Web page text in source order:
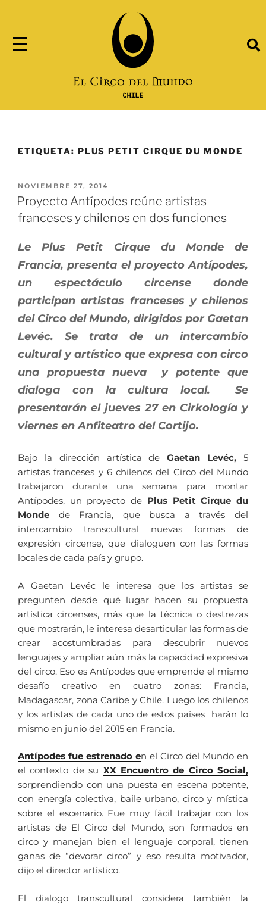
ETIQUETA: PLUS PETIT CIRQUE DU MONDE
NOVIEMBRE 27, 2014
Proyecto Antípodes reúne artistas
franceses y chilenos en dos funciones
Le Plus Petit Cirque du Monde de
Francia, presenta el proyecto Antípodes,
un espectáculo circense donde
participan artistas franceses y chilenos
del Circo del Mundo, dirigidos por Gaetan
Levéc. Se trata de un intercambio
cultural y artístico que expresa con circo
una propuesta nueva y potente que
dialoga con la cultura local. Se
presentarán el jueves 27 en Cirkología y
viernes en Anfiteatro del Cortijo.
Bajo la dirección artística deGaetan Levéc, 5
artistas franceses y 6 chilenos del Circo del Mundo
trabajaron durante una semana para montar
Antípodes, un proyecto de Plus Petit Cirque du
Monde de Francia, que busca a través del
intercambio transcultural nuevas formas de
expresión circense, que dialoguen con las formas
locales de cada país y grupo.
A Gaetan Levéc le interesa que los artistas se
pregunten desde qué lugar hacen su propuesta
artística circenses, más que la técnica o destrezas
que mostrarán, le interesa desarticular las formas de
crear acostumbradas para descubrir nuevos
lenguajes y ampliar aún más la capacidad expresiva
del circo. Eso es Antípodes que emprende el mismo
desafío creativo en cuatro zonas: Francia,
Madagascar, zona Caribe y Chile. Luego los chilenos
y los artistas de cada uno de estos países harán lo
mismo en junio del 2015 en Francia.
Antípodes fue estrenado en el Circo del Mundo en
el contexto de su XX Encuentro de Circo Social,
sorprendiendo con una puesta en escena potente,
con energía colectiva, baile urbano, circo y mística
sobre el escenario. Fue muy fácil trabajar con los
artistas de El Circo del Mundo, son formados en
circo y manejan bien el lenguaje corporal, tienen
ganas de “devorar circo” y eso resulta motivador,
dijo el director artístico.
El dialogo transcultural considera también la